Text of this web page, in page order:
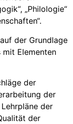
„Philologie“
der Grundlage
Elementen
der
der
der
der